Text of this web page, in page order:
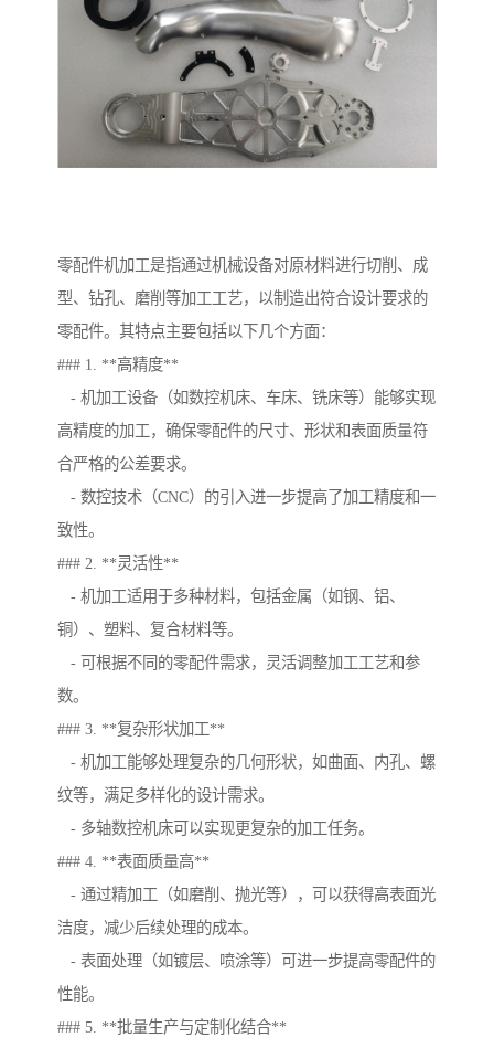
零配件机加工是指通过机械设备对原材料进行切削、成
型、钻孔、磨削等加工工艺，以制造出符合设计要求的
零配件。其特点主要包括以下几个方面：
### 1. **高精度**
- 机加工设备（如数控机床、车床、铣床等）能够实现
高精度的加工，确保零配件的尺寸、形状和表面质量符
合严格的公差要求。
- 数控技术（CNC）的引入进一步提高了加工精度和一
致性。
### 2. **灵活性**
- 机加工适用于多种材料，包括金属（如钢、铝、
铜）、塑料、复合材料等。
- 可根据不同的零配件需求，灵活调整加工工艺和参
数。
### 3. **复杂形状加工**
- 机加工能够处理复杂的几何形状，如曲面、内孔、螺
纹等，满足多样化的设计需求。
- 多轴数控机床可以实现更复杂的加工任务。
### 4. **表面质量高**
- 通过精加工（如磨削、抛光等），可以获得高表面光
洁度，减少后续处理的成本。
- 表面处理（如镀层、喷涂等）可进一步提高零配件的
性能。
### 5. **批量生产与定制化结合**